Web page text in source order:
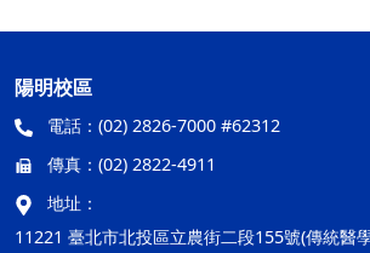
陽明校區
電話： (02) 2826-7000 #62312
傳真： (02) 2822-4911
地址：
11221 臺北市北投區立農街二段155號(傳統醫